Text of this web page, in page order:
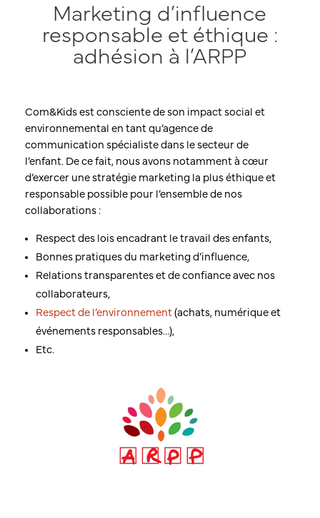
Marketing d’influence
responsable et éthique :
adhésion à l’ARPP
Com&Kids est consciente de son impact social et
environnemental en tant qu’agence de
communication spécialiste dans le secteur de
l’enfant. De ce fait, nous avons notamment à cœur
d’exercer une stratégie marketing la plus éthique et
responsable possible pour l’ensemble de nos
collaborations :
Respect des lois encadrant le travail des enfants,
Bonnes pratiques du marketing d’influence,
Relations transparentes et de confiance avec nos
collaborateurs,
Respect de l’environnement(achats, numérique et
événements responsables…),
Etc.